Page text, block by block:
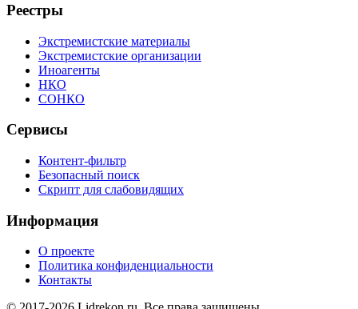
Реестры
Экстремистские материалы
Экстремистские организации
Иноагенты
НКО
СОНКО
Сервисы
Контент-фильтр
Безопасный поиск
Скрипт для слабовидящих
Информация
О проекте
Политика конфиденциальности
Контакты